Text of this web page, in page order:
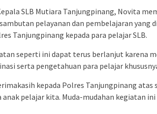
SLB Mutiara Tanjungpinang, Novita
pelayanan dan pembelajaran yang
Tanjungpinang kepada para pelajar SLB.
seperti ini dapat terus berlanjut karena
serta pengetahuan para pelajar
kepada Polres Tanjungpinang atas
anak pelajar kita. Muda-mudahan kegiatan